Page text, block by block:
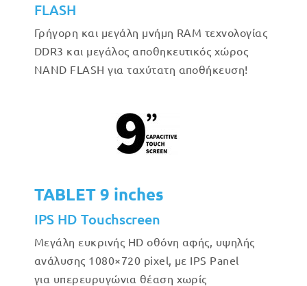
FLASH
Γρήγορη και μεγάλη μνήμη RAM τεχνολογίας
DDR3 και μεγάλος αποθηκευτικός χώρος
NAND FLASH για ταχύτατη αποθήκευση!
TABLET 9 inches
IPS HD Touchscreen
Μεγάλη ευκρινής HD οθόνη αφής, υψηλής
ανάλυσης 1080×720 pixel, με IPS Panel
για υπερευρυγώνια θέαση χωρίς